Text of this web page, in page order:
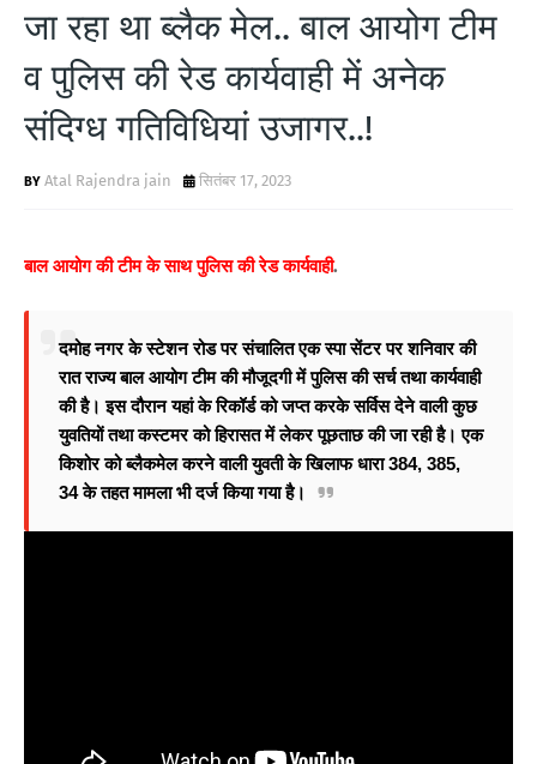
जा रहा था ब्लैक मेल.. बाल आयोग टीम
व पुलिस की रेड कार्यवाही में अनेक
संदिग्ध गतिविधियां उजागर..!
Atal Rajendra jain सितंबर 17, 2023
बाल आयोग की टीम के साथ पुलिस की रेड कार्यवाही.
दमोह नगर के स्टेशन रोड पर संचालित एक स्पा सेंटर पर शनिवार की
रात राज्य बाल आयोग टीम की मौजूदगी में पुलिस की सर्च तथा कार्यवाही
की है। इस दौरान यहां के रिकॉर्ड को जप्त करके सर्विस देने वाली कुछ
युवतियों तथा कस्टमर को हिरासत में लेकर पूछताछ की जा रही है। एक
किशोर को ब्लैकमेल करने वाली युवती के खिलाफ धारा 384, 385,
34 के तहत मामला भी दर्ज किया गया है।